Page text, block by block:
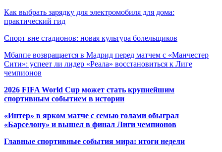
Как выбрать зарядку для электромобиля для дома:
практический гид
Спорт вне стадионов: новая культура болельщиков
Мбаппе возвращается в Мадрид перед матчем с «Манчестер
Сити»: успеет ли лидер «Реала» восстановиться к Лиге
чемпионов
2026 FIFA World Cup может стать крупнейшим
спортивным событием в истории
«Интер» в ярком матче с семью голами обыграл
«Барселону» и вышел в финал Лиги чемпионов
Главные спортивные события мира: итоги недели